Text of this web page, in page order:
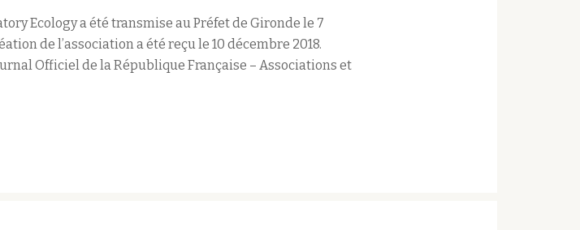
Ecology a été transmise au Préfet de Gironde le 7
de l’association a été reçu le 10 décembre 2018.
Officiel de la République Française – Associations et